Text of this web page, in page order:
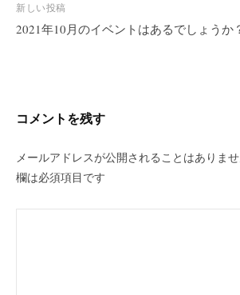
ビ
ゲ
ン
新しい投稿
2021年10月のイベントはあるでしょうか
コメントを残す
メールアドレスが公開されることはありませ
欄は必須項目です